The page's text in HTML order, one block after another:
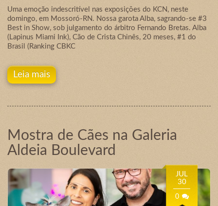
Uma emoção indescritível nas exposições do KCN, neste
domingo, em Mossoró-RN. Nossa garota Alba, sagrando-se #3
Best in Show, sob julgamento do árbitro Fernando Bretas. Alba
(Lapinus Miami Ink), Cão de Crista Chinês, 20 meses, #1 do
Brasil (Ranking CBKC
Leia mais
Mostra de Cães na Galeria
Aldeia Boulevard
JUL
30
0